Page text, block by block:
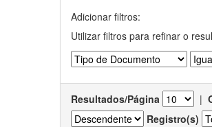
Adicionar filtros:
Utilizar filtros para refinar o
Resultados/Página |
Registro(s)